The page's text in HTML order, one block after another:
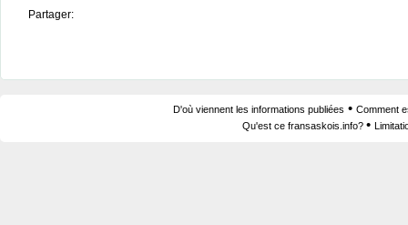
Partager:
D'où viennent les informations publiées • Comment
Qu'est ce fransaskois.info? •